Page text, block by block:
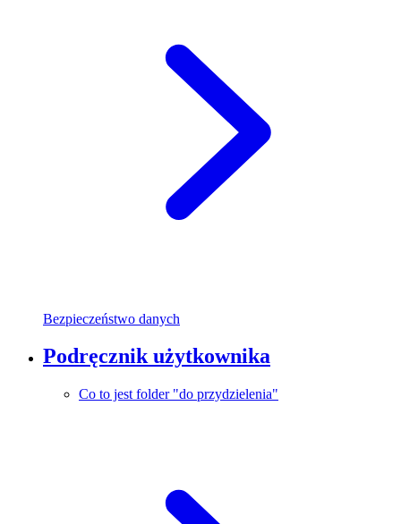
Bezpieczeństwo danych
Podręcznik użytkownika
Co to jest folder "do przydzielenia"